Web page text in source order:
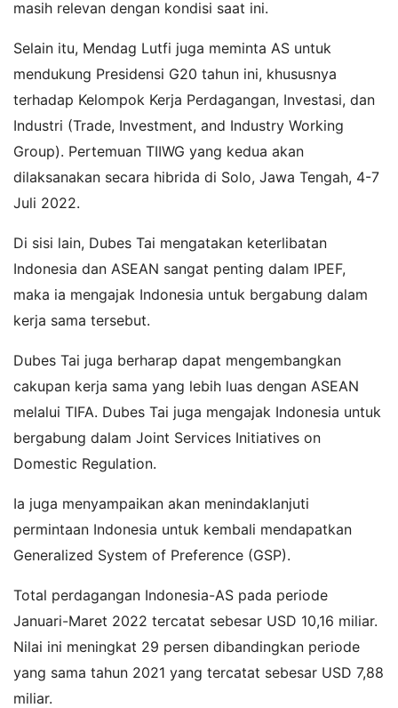
masih relevan dengan kondisi saat ini.
Selain itu, Mendag Lutfi juga meminta AS untuk
mendukung Presidensi G20 tahun ini, khususnya
terhadap Kelompok Kerja Perdagangan, Investasi, dan
Industri (Trade, Investment, and Industry Working
Group). Pertemuan TIIWG yang kedua akan
dilaksanakan secara hibrida di Solo, Jawa Tengah, 4-7
Juli 2022.
Di sisi lain, Dubes Tai mengatakan keterlibatan
Indonesia dan ASEAN sangat penting dalam IPEF,
maka ia mengajak Indonesia untuk bergabung dalam
kerja sama tersebut.
Dubes Tai juga berharap dapat mengembangkan
cakupan kerja sama yang lebih luas dengan ASEAN
melalui TIFA. Dubes Tai juga mengajak Indonesia untuk
bergabung dalam Joint Services Initiatives on
Domestic Regulation.
Ia juga menyampaikan akan menindaklanjuti
permintaan Indonesia untuk kembali mendapatkan
Generalized System of Preference (GSP).
Total perdagangan Indonesia-AS pada periode
Januari-Maret 2022 tercatat sebesar USD 10,16 miliar.
Nilai ini meningkat 29 persen dibandingkan periode
yang sama tahun 2021 yang tercatat sebesar USD 7,88
miliar.